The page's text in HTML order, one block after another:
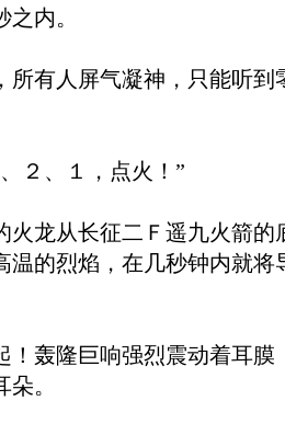
内。
有人屏气凝神，只能听到
、１，点火！”
龙从长征二Ｆ遥九火箭的
温的烈焰，在几秒钟内就将
轰隆巨响强烈震动着耳膜
。